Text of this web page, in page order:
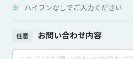
※ ハイフンなしでご入力ください
任意 お問い合わせ内容